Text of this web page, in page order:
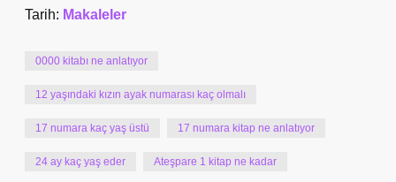
Tarih: Makaleler
0000 kitabı ne anlatıyor
12 yaşındaki kızın ayak numarası kaç olmalı
17 numara kaç yaş üstü 17 numara kitap ne anlatıyor
24 ay kaç yaş eder Ateşpare 1 kitap ne kadar